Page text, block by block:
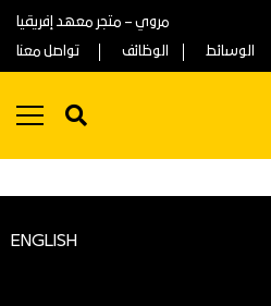
مروي – متجر معهد إفريقيا
الوسائط
الوظائف تواصل معنا
ENGLISH